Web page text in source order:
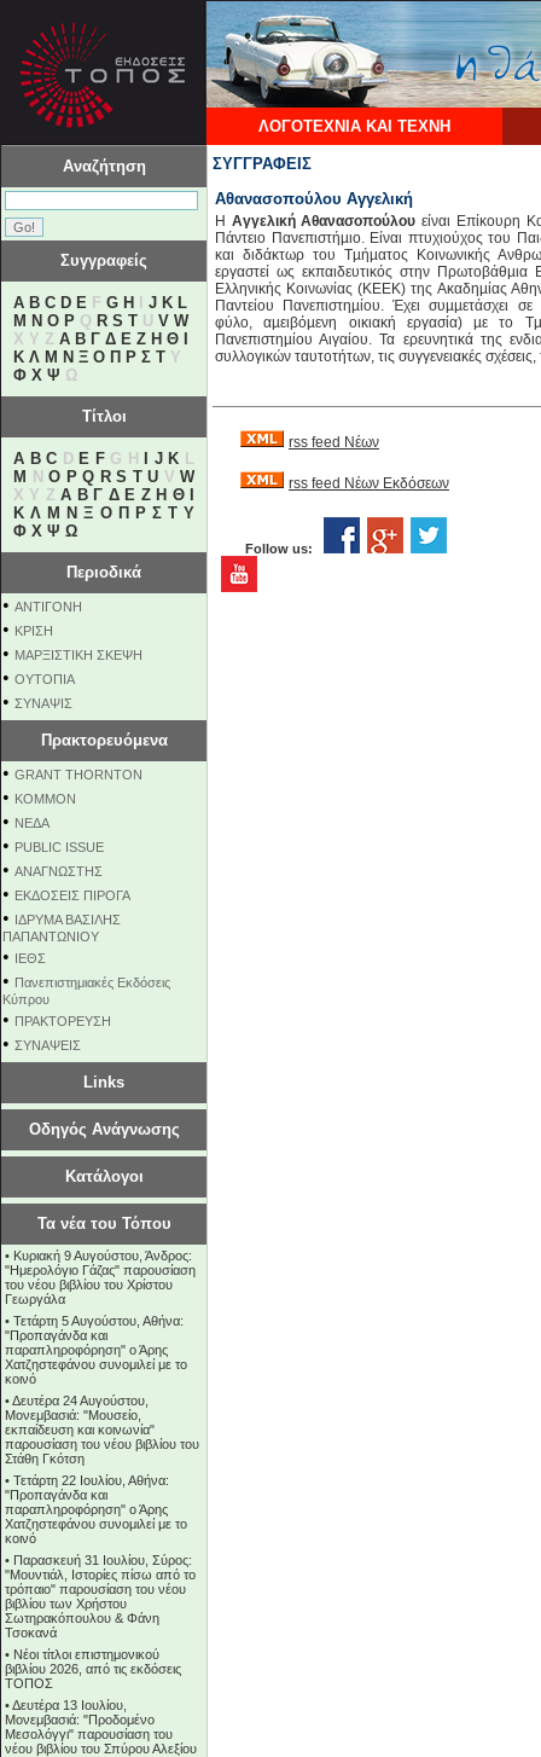
ΛΟΓΟΤΕΧΝΙΑ ΚΑΙ ΤΕΧΝΗ
Αναζήτηση
Συγγραφείς
A B C D E F G H J K L
M N O P Q R S T U V W
X Y Z Α Β Γ Δ Ε Ζ Η Θ
Κ Λ Μ Ν Ξ Ο Π Ρ Σ Τ Υ
Φ Χ Ψ Ω
Τίτλοι
A B C D E FG H J K L
M
N O P Q R S T U V W
X Y ZΑ Β Γ Δ Ε Ζ Η Θ
Κ Λ Μ Ν Ξ Ο Π Ρ Σ Τ Υ
Φ Χ Ψ Ω
Περιοδικά
• ΑΝΤΙΓΟΝΗ
• ΚΡΙΣΗ
• ΜΑΡΞΙΣΤΙΚΗ ΣΚΕΨΗ
• ΟΥΤΟΠΙΑ
• ΣΥΝΑΨΙΣ
Πρακτορευόμενα
• GRANT THORNTON
• KOMMON
• NEΔΑ
• PUBLIC ISSUE
• ΑΝΑΓΝΩΣΤΗΣ
• ΕΚΔΟΣΕΙΣ ΠΙΡΟΓΑ
• ΙΔΡΥΜΑ ΒΑΣΙΛΗΣ
ΠΑΠΑΝΤΩΝΙΟΥ
• ΙΕΘΣ
• Πανεπιστημιακές Εκδόσεις
Κύπρου
• ΠΡΑΚΤΟΡΕΥΣΗ
• ΣΥΝΑΨΕΙΣ
Links
Οδηγός Ανάγνωσης
Κατάλογοι
Τα νέα του Τόπου
• Κυριακή 9 Αυγούστου, Άνδρος:
"Ημερολόγιο Γάζας" παρουσίαση
του νέου βιβλίου του Χρίστου
Γεωργάλα
• Τετάρτη 5 Αυγούστου, Αθήνα:
"Προπαγάνδα και
παραπληροφόρηση" ο Άρης
Χατζηστεφάνου συνομιλεί με το
κοινό
•Δευτέρα 24 Αυγούστου,
Μονεμβασιά: "Μουσείο,
εκπαίδευση και κοινωνία"
παρουσίαση του νέου βιβλίου του
Στάθη Γκότση
• Τετάρτη 22 Ιουλίου, Αθήνα:
"Προπαγάνδα και
παραπληροφόρηση" ο Άρης
Χατζηστεφάνου συνομιλεί με το
κοινό
• Παρασκευή 31 Ιουλίου, Σύρος:
"Μουντιάλ, Ιστορίες πίσω από το
τρόπαιο" παρουσίαση του νέου
βιβλίου των Χρήστου
Σωτηρακόπουλου & Φάνη
Τσοκανά
• Νέοι τίτλοι επιστημονικού
βιβλίου 2026, από τις εκδόσεις
ΤΟΠΟΣ
•Δευτέρα 13 Ιουλίου,
Μονεμβασιά: "Προδομένο
Μεσολόγγι" παρουσίαση του
νέου βιβλίου του Σπύρου Αλεξίου
ΣΥΓΓΡΑΦΕΙΣ
Αθανασοπούλου Αγγελική
Η Αγγελική Αθανασοπούλου είναι Επίκουρη
Πάντειο Πανεπιστήµιο. Είναι πτυχιούχος του
και διδάκτωρ του Τµήµατος Κοινωνικής
εργαστεί ως εκπαιδευτικός στην
Ελληνικής Κοινωνίας (ΚΕΕΚ) της Ακαδηµίας
Παντείου Πανεπιστηµίου. Έχει συµµετάσχει
φύλο, αµειβόµενη οικιακή εργασία) µε το
Πανεπιστηµίου Αιγαίου. Τα ερευνητικά της
συλλογικών ταυτοτήτων, τις συγγενειακές
rss feed Νέων
rss feed Νέων Εκδόσεων
Follow us: